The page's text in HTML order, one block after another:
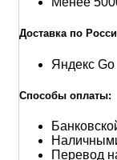
Доставка по
Яндекс Go
Способы оплаты:
Перевод